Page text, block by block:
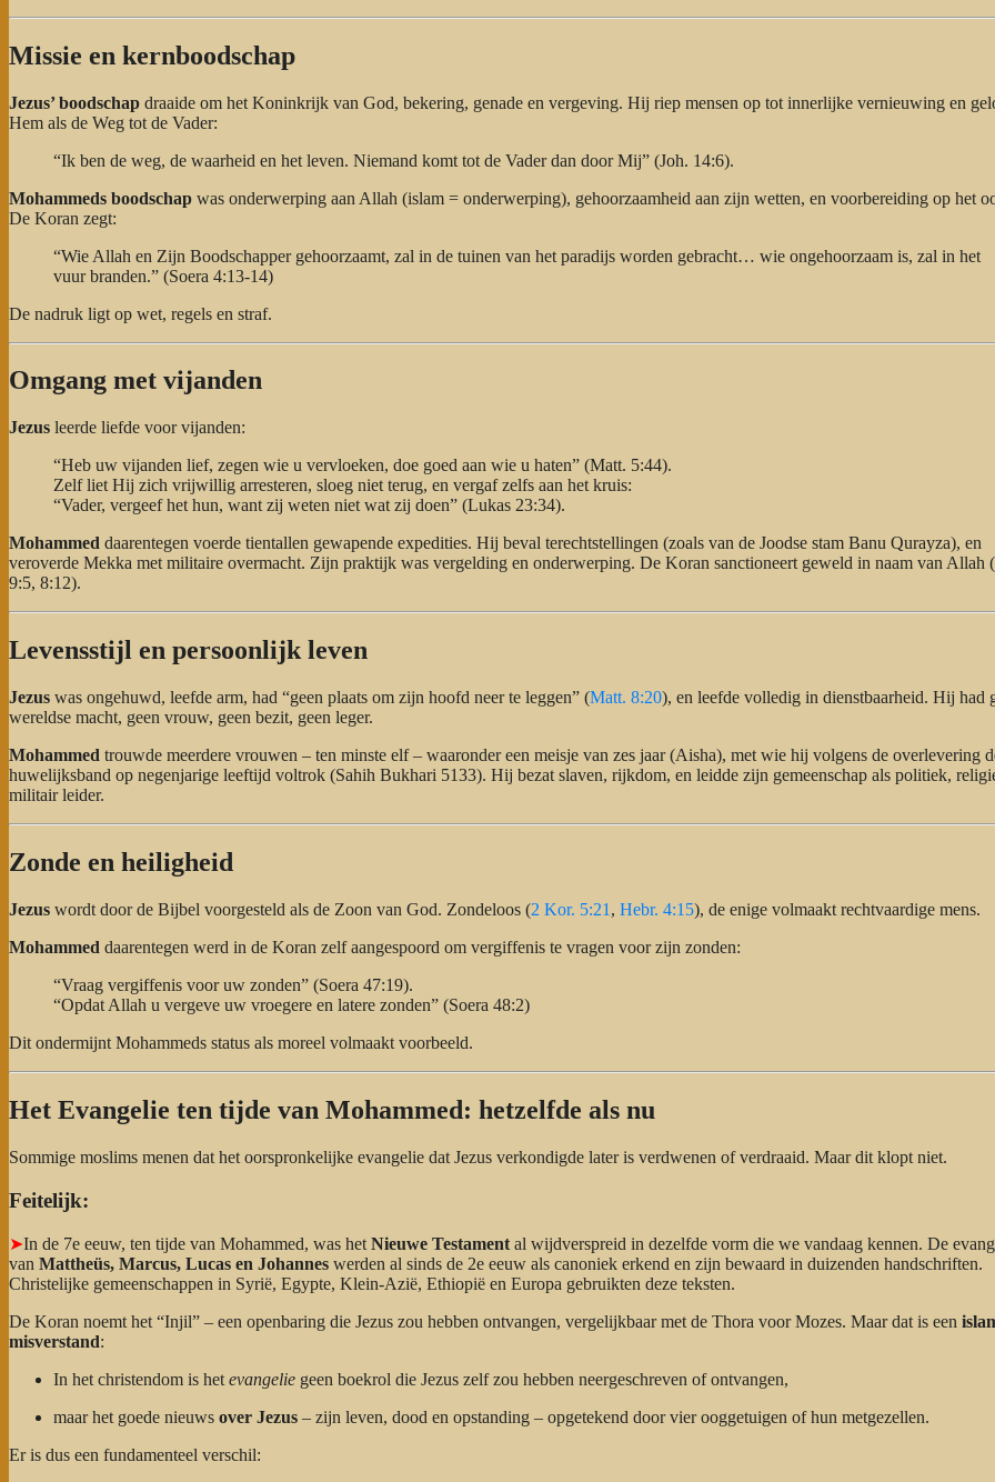
Missie en kernboodschap
Jezus’ boodschap draaide om het Koninkrijk van God, bekering, genade en vergeving. Hij riep mensen op tot innerlijke vernieuwing en
Hem als de Weg tot de Vader:
“Ik ben de weg, de waarheid en het leven. Niemand komt tot de Vader dan door Mij” (Joh. 14:6).
Mohammeds boodschap was onderwerping aan Allah (islam = onderwerping), gehoorzaamheid aan zijn wetten, en voorbereiding op het
De Koran zegt:
“Wie Allah en Zijn Boodschapper gehoorzaamt, zal in de tuinen van het paradijs worden gebracht… wie ongehoorzaam is, zal in het
vuur branden.” (Soera 4:13-14)
De nadruk ligt op wet, regels en straf.
Omgang met vijanden
Jezus leerde liefde voor vijanden:
“Heb uw vijanden lief, zegen wie u vervloeken, doe goed aan wie u haten” (Matt. 5:44).
Zelf liet Hij zich vrijwillig arresteren, sloeg niet terug, en vergaf zelfs aan het kruis:
“Vader, vergeef het hun, want zij weten niet wat zij doen” (Lukas 23:34).
Mohammed daarentegen voerde tientallen gewapende expedities. Hij beval terechtstellingen (zoals van de Joodse stam Banu Qurayza), en
veroverde Mekka met militaire overmacht. Zijn praktijk was vergelding en onderwerping. De Koran sanctioneert geweld in naam van Allah
9:5, 8:12).
Levensstijl en persoonlijk leven
Jezus was ongehuwd, leefde arm, had “geen plaats om zijn hoofd neer te leggen” (Matt. 8:20), en leefde volledig in dienstbaarheid. Hij had
wereldse macht, geen vrouw, geen bezit, geen leger.
Mohammed trouwde meerdere vrouwen – ten minste elf – waaronder een meisje van zes jaar (Aisha), met wie hij volgens de overlevering
huwelijksband op negenjarige leeftijd voltrok (Sahih Bukhari 5133). Hij bezat slaven, rijkdom, en leidde zijn gemeenschap als politiek,
militair leider.
Zonde en heiligheid
Jezus wordt door de Bijbel voorgesteld als de Zoon van God. Zondeloos (2 Kor. 5:21 , Hebr. 4:15), de enige volmaakt rechtvaardige mens.
Mohammed daarentegen werd in de Koran zelf aangespoord om vergiffenis te vragen voor zijn zonden:
“Vraag vergiffenis voor uw zonden” (Soera 47:19).
“Opdat Allah u vergeve uw vroegere en latere zonden” (Soera 48:2)
Dit ondermijnt Mohammeds status als moreel volmaakt voorbeeld.
Het Evangelie ten tijde van Mohammed: hetzelfde als nu
Sommige moslims menen dat het oorspronkelijke evangelie dat Jezus verkondigde later is verdwenen of verdraaid. Maar dit klopt niet.
Feitelijk:
➤In de 7e eeuw, ten tijde van Mohammed, was het Nieuwe Testament al wijdverspreid in dezelfde vorm die we vandaag kennen. De
van Mattheüs, Marcus, Lucas en Johannes werden al sinds de 2e eeuw als canoniek erkend en zijn bewaard in duizenden handschriften.
Christelijke gemeenschappen in Syrië, Egypte, Klein-Azië, Ethiopië en Europa gebruikten deze teksten.
De Koran noemt het “Injil” – een openbaring die Jezus zou hebben ontvangen, vergelijkbaar met de Thora voor Mozes. Maar dat is een
misverstand:
In het christendom is het evangelie geen boekrol die Jezus zelf zou hebben neergeschreven of ontvangen,
maar het goede nieuws over Jezus – zijn leven, dood en opstanding – opgetekend door vier ooggetuigen of hun metgezellen.
Er is dus een fundamenteel verschil: